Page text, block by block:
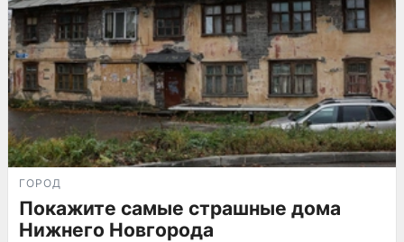
ГОРОД
Покажите самые страшные дома
Нижнего Новгорода